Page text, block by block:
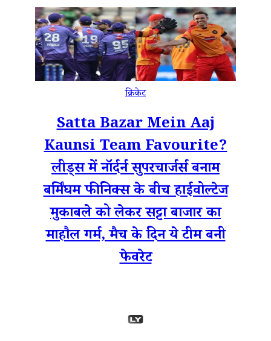
क्रिकेट
Satta Bazar Mein Aaj
Kaunsi Team Favourite?
लीड्स में नॉर्दर्न सुपरचार्जर्स बनाम
बर्मिंघम फीनिक्स के बीच हाईवोल्टेज
मुकाबले को लेकर सट्टा बाजार का
माहौल गर्म, मैच के दिन ये टीम बनी
फेवरेट